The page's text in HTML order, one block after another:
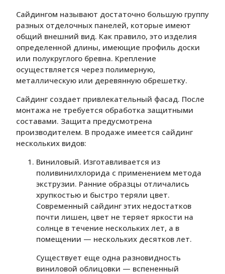
Сайдингом называют достаточно большую группу
разных отделочных панелей, которые имеют
общий внешний вид. Как правило, это изделия
определенной длины, имеющие профиль доски
или полукруглого бревна. Крепление
осуществляется через полимерную,
металлическую или деревянную обрешетку.
Сайдинг создает привлекательный фасад. После
монтажа не требуется обработка защитными
составами. Защита предусмотрена
производителем. В продаже имеется сайдинг
нескольких видов:
Виниловый. Изготавливается из
поливинилхлорида с применением метода
экструзии. Ранние образцы отличались
хрупкостью и быстро теряли цвет.
Современный сайдинг этих недостатков
почти лишен, цвет не теряет яркости на
солнце в течение нескольких лет, а в
помещении — нескольких десятков лет.
Существует еще одна разновидность
виниловой облицовки — вспененный